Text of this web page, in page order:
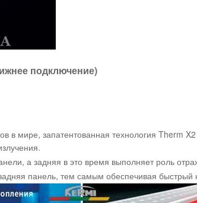
подключение)
в мире, запатентованная технология Therm
а задняя в это время выполняет роль
панель, тем самым обеспечивая